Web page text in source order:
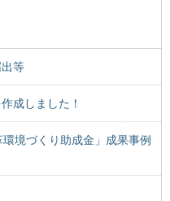
等
成しました！
境づくり助成金」成果事例